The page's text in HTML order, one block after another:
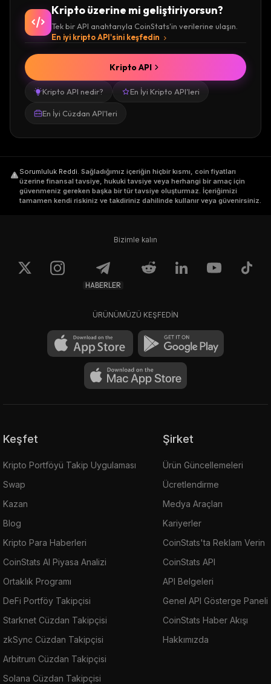
Kripto üzerine mi geliştiriyorsun?
Tek bir API anahtarıyla CoinStats'in verilerine ulaşın.
En iyi kripto API'sini keşfedin
Kripto API nedir? En İyi Kripto API'leri
En İyi Cüzdan API'leri
Kripto API
Sorumluluk Reddi. Sağladığımız içeriğin hiçbir kısmı, coin fiyatları
üzerine finansal tavsiye, hukuki tavsiye veya herhangi bir amaç için
güvenmeniz gereken başka bir tür tavsiye oluşturmaz. İçeriğimizi
tamamen kendi riskiniz ve takdiriniz dahilinde kullanır veya güvenirsiniz.
Bizimle kalın
HABERLER
ÜRÜNÜMÜZÜ KEŞFEDİN
Keşfet
Kripto Portföyü Takip Uygulaması
Swap
Kazan
Blog
Kripto Para Haberleri
CoinStats AI Piyasa Analizi
Ortaklık Programı
DeFi Portföy Takipçisi
Starknet Cüzdan Takipçisi
zkSync Cüzdan Takipçisi
Arbitrum Cüzdan Takipçisi
Solana Cüzdan Takipçisi
Şirket
Ürün Güncellemeleri
Ücretlendirme
Medya Araçları
Kariyerler
CoinStats'ta Reklam Verin
CoinStats API
API Belgeleri
Genel API Gösterge Paneli
CoinStats Haber Akışı
Hakkımızda